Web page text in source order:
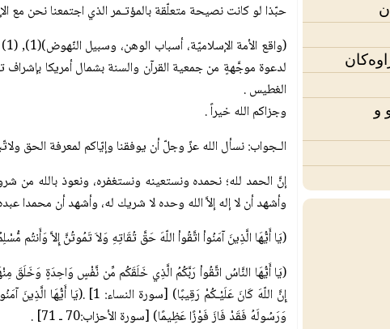
و
حبّذا لو كانت نصيحة متعلّقة بالمؤتـمر الذي اجتمعنا نحن مع
لدعوة موجَّهةٍ من جمعية القرآن والسنة بشمال أمريكا بإشراف
الغطيس .
وجزاكم الله خيراً .
الـجواب: نسأل الله عزّ وجلّ أن يوفقنا وإيّاكم لمعرفة الحق
إنَّ الحمد لله؛ نحمده ونستعينه ونستغفره، ونعوذ بالله من
وأشهد أن لا إله إلاَّ الله وحده لا شريك له، وأشهد أن محمدا
(يَا أَيُّهَا الَّذِينَ آمَنُواْ اتَّقُواْ اللّهَ حَقَّ تُقَاتِهِ وَلاَ تَمُوتُنَّ إِلاَّ وَأَنتُم
(يَا أَيُّهَا النَّاسُ اتَّقُواْ رَبَّكُمُ الَّذِي خَلَقَكُم مِّن نَّفْسٍ وَاحِدَةٍ وَخَلَقَ
إِنَّ اللّهَ كَانَ عَلَيْـكُمْ رَقِيبًا)
وَرَسُولَهُ فَقَدْ فَازَ فَوْزًا عَظِيمًا) [سورة الأحزاب:70 ـ 71] .